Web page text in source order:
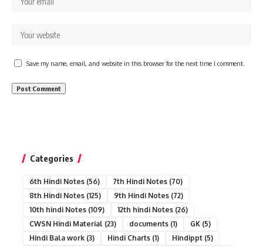
Save my name, email, and website in this browser for the next time I comment.
Categories
6th Hindi Notes (56) 7th Hindi Notes (70)
8th Hindi Notes (125) 9th Hindi Notes (72)
10th hindi Notes (109) 12th hindi Notes (26)
CWSN Hindi Material (23) documents (1) GK (5)
Hindi Bala work (3) Hindi Charts (1) Hindippt (5)